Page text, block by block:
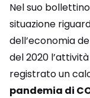
Nel suo
situazione
dell’economia
del 2020
registrato un
pandemia di